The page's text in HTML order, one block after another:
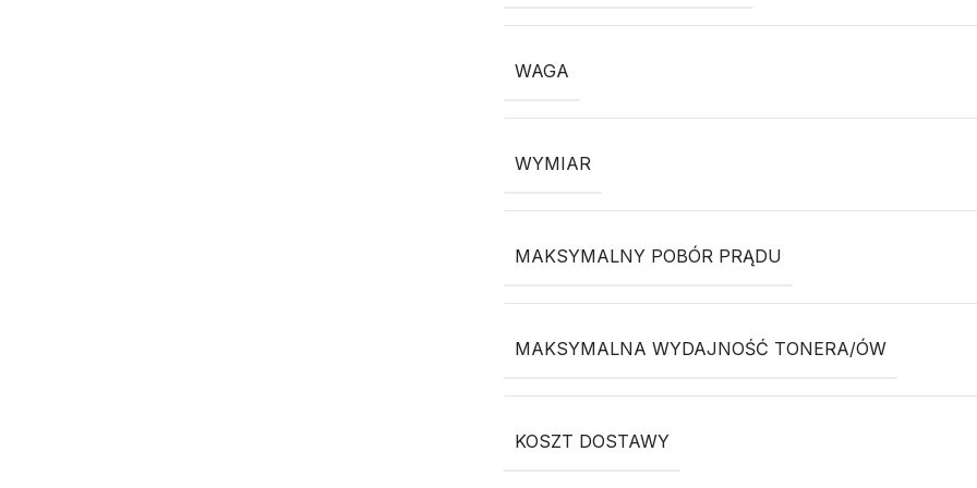
WAGA
WYMIAR
MAKSYMALNY POBÓR PRĄDU
MAKSYMALNA WYDAJNOŚĆ TONERA/ÓW
KOSZT DOSTAWY